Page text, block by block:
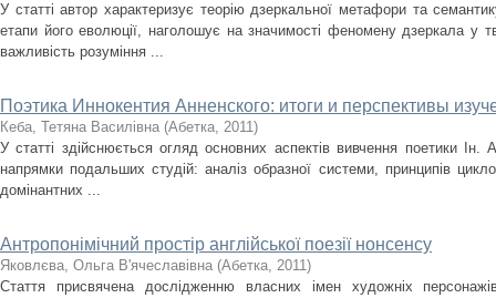
У статті автор характеризує теорію дзеркальної метафори та
етапи його еволюції, наголошує на значимості феномену дзеркала у
важливість розуміння ...
Поэтика Иннокентия Анненского: итоги и перспективы
Кеба, Тетяна Василівна (Абетка, 2011)
У статті здійснюється огляд основних аспектів вивчення поетики Ін.
напрямки подальших студій: аналіз образної системи, принципів
домінантних ...
Антропонімічний простір англійської поезії нонсенсу
Яковлєва, Ольга В'ячеславівна (Абетка, 2011)
Стаття присвячена дослідженню власних імен художніх